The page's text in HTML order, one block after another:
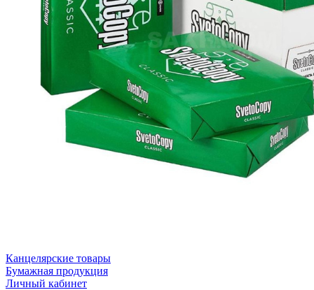
Канцелярские товары
Бумажная продукция
Личный кабинет